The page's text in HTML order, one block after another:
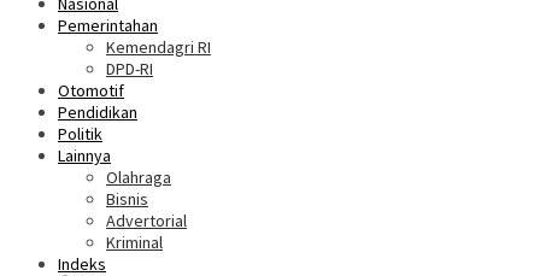
Pemerintahan
Kemendagri RI
DPD-RI
Otomotif
Pendidikan
Politik
Lainnya
Olahraga
Bisnis
Advertorial
Kriminal
Indeks